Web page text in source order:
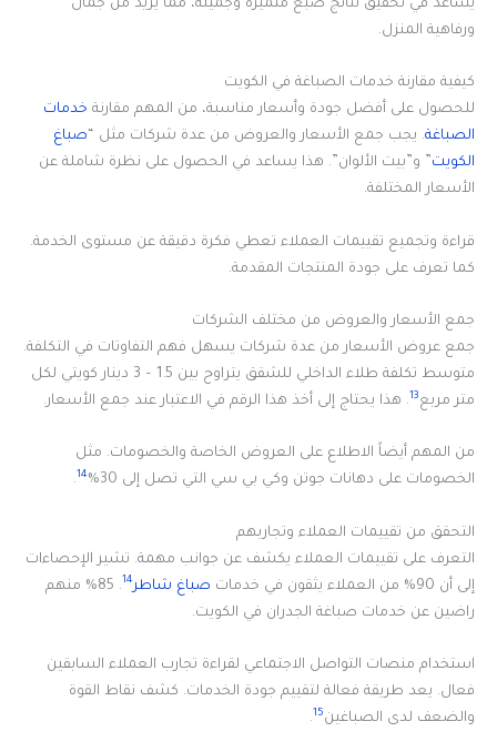
يساعد في تحقيق نتائج صبغ متميزة وجميلة، مما يزيد من جمال
ورفاهية المنزل.
كيفية مقارنة خدمات الصباغة في الكويت
للحصول على أفضل جودة وأسعار مناسبة، من المهم مقارنة خدمات
الصباغة. يجب جمع الأسعار والعروض من عدة شركات مثل “ صباغ
الكويت ” و”بيت الألوان”. هذا يساعد في الحصول على نظرة شاملة عن
الأسعار المختلفة.
قراءة وتجميع تقييمات العملاء تعطي فكرة دقيقة عن مستوى الخدمة.
كما تعرف على جودة المنتجات المقدمة.
جمع الأسعار والعروض من مختلف الشركات
جمع عروض الأسعار من عدة شركات يسهل فهم التفاوتات في التكلفة.
متوسط تكلفة طلاء الداخلي للشقق يتراوح بين 1.5 – 3 دينار كويتي لكل
متر مربع13. هذا يحتاج إلى أخذ هذا الرقم في الاعتبار عند جمع الأسعار.
من المهم أيضاً الاطلاع على العروض الخاصة والخصومات. مثل
الخصومات على دهانات جوتن وكي بي سي التي تصل إلى 30%
14
.
التحقق من تقييمات العملاء وتجاربهم
التعرف على تقييمات العملاء يكشف عن جوانب مهمة. تشير الإحصاءات
إلى أن 90% من العملاء يثقون في خدمات
صباغ شاطر14
. 85% منهم
راضين عن خدمات صباغة الجدران في الكويت.
استخدام منصات التواصل الاجتماعي لقراءة تجارب العملاء السابقين
فعال. يعد طريقة فعالة لتقييم جودة الخدمات. كشف نقاط القوة
والضعف لدى الصباغين15
.